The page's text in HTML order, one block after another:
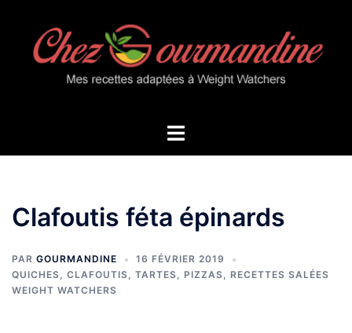
contenu
Ouvrir/fermer
Clafoutis féta épinards
PAR GOURMANDINE
16 FÉVRIER 2019
QUICHES, CLAFOUTIS, TARTES, PIZZAS, RECETTES SALÉES
WEIGHT WATCHERS